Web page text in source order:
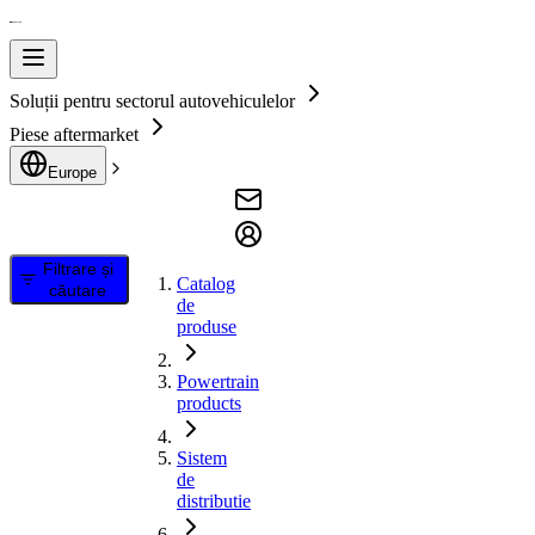
Soluții pentru sectorul autovehiculelor
Piese aftermarket
Europe
Filtrare și
căutare
Catalog
de
produse
Powertrain
products
Sistem
de
distributie